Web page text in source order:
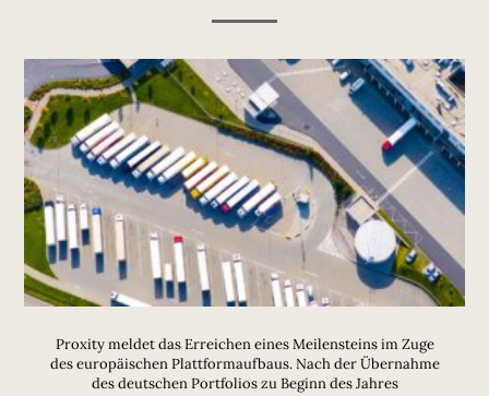
Proxity meldet das Erreichen eines Meilensteins im Zuge
des europäischen Plattformaufbaus. Nach der Übernahme
des deutschen Portfolios zu Beginn des Jahres